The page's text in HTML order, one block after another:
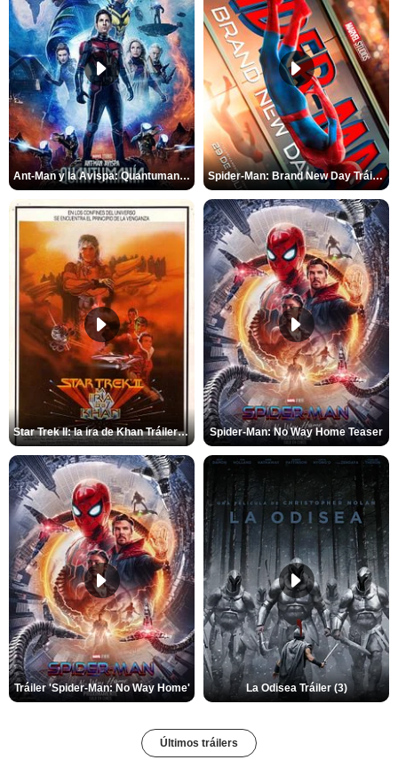
Ant-Man y la Avispa: Quantumanía Tráiler (2) Spider-Man: Brand New Day Tráiler (3)
Star Trek II: la ira de Khan Tráiler VO Spider-Man: No Way Home Teaser
Tráiler 'Spider-Man: No Way Home' La Odisea Tráiler (3)
Últimos tráilers